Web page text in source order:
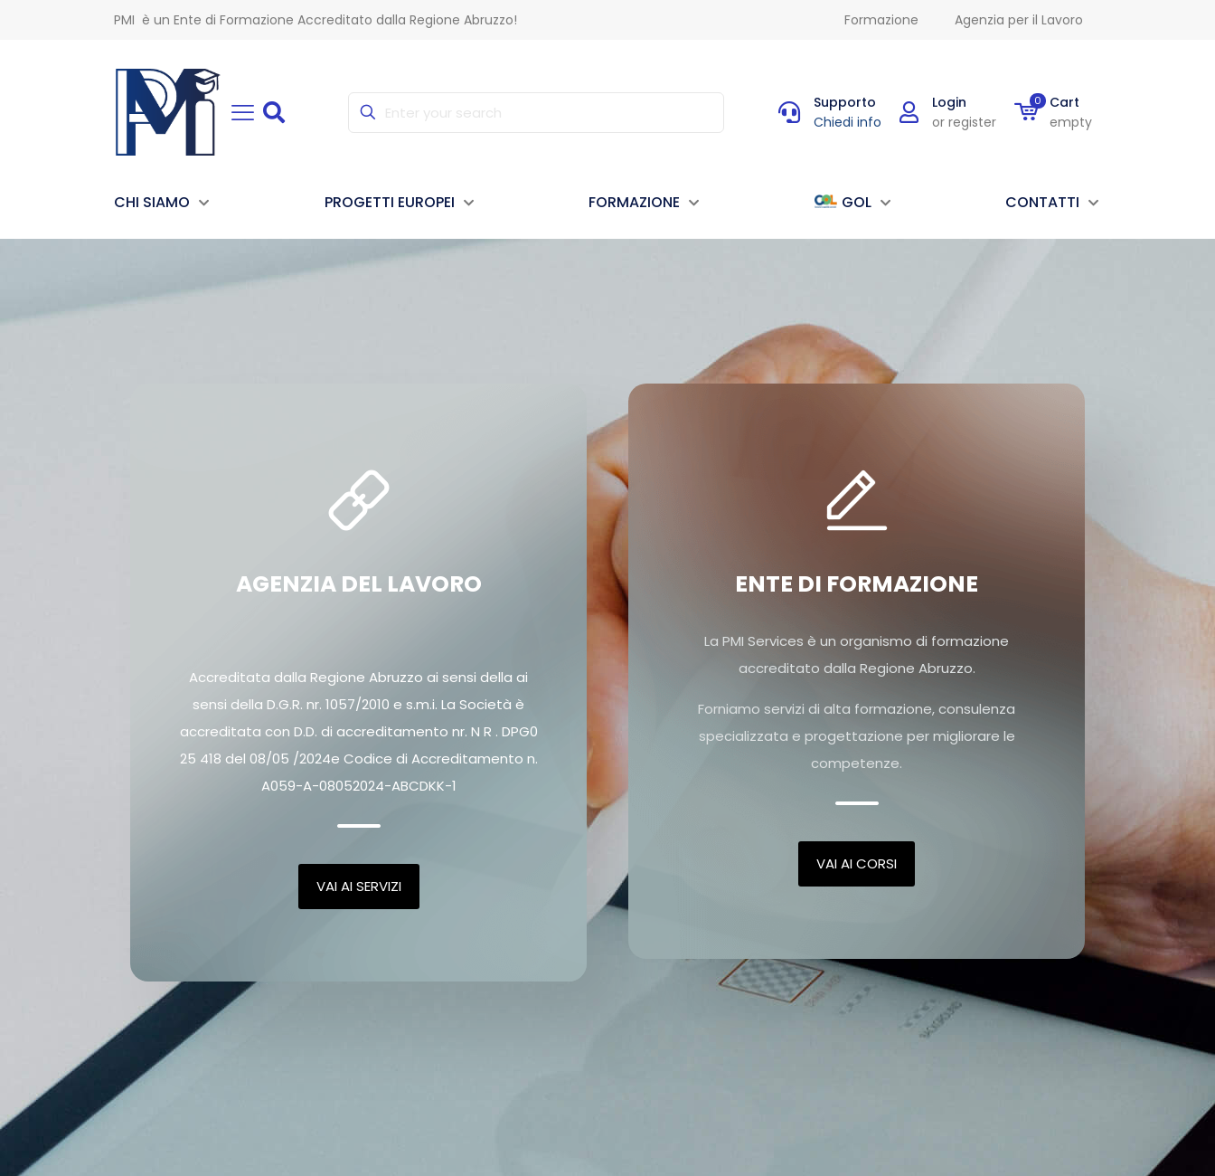
PMI è un Ente di Formazione Accreditato dalla Regione Abruzzo! Formazione Agenzia per il Lavoro
Supporto
Chiedi info
Login
or register
0
Cart
empty
CHI SIAMO PROGETTI EUROPEI FORMAZIONE GOL CONTATTI
AGENZIA DEL LAVORO
Accreditata dalla Regione Abruzzo ai sensi della ai
sensi della D.G.R. nr. 1057/2010 e s.m.i. La Società è
accreditata con D.D. di accreditamento nr. N R . DPG0
25 418 del 08/05 /2024e Codice di Accreditamento n.
A059-A-08052024-ABCDKK-1
VAI AI SERVIZI
ENTE DI FORMAZIONE
La PMI Services è un organismo di formazione
accreditato dalla Regione Abruzzo.
Forniamo servizi di alta formazione, consulenza
specializzata e progettazione per migliorare le
competenze.
VAI AI CORSI